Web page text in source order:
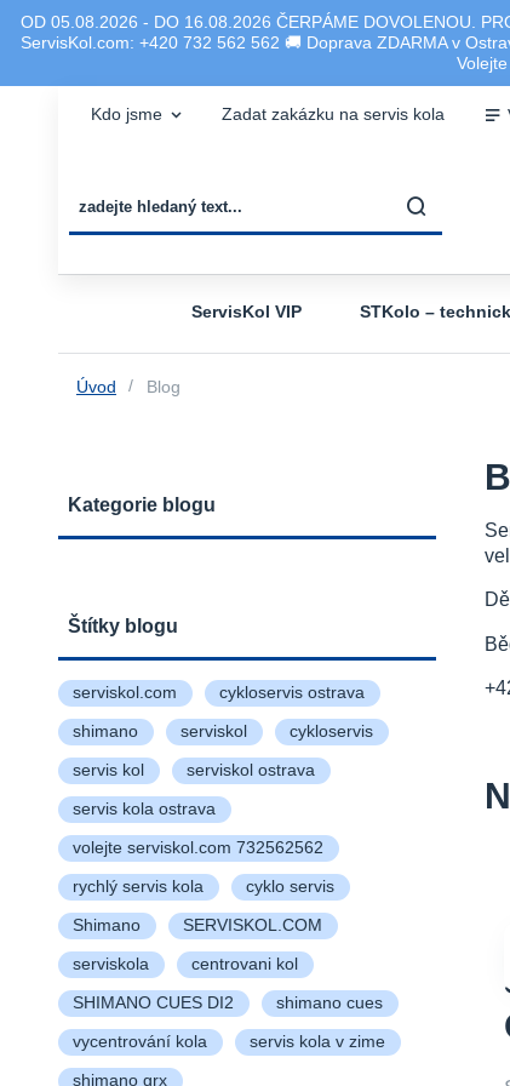
OD 05.08.2026 - DO 16.08.2026 ČERPÁME DOVOLENOU.
ServisKol.com: +420 732 562 562 🚚 Doprava ZDARMA v
Kdo jsme Zadat zakázku na servis kola
ServisKol VIP STKolo –
Úvod Blog
Kategorie blogu
Štítky blogu
serviskol.com cykloservis ostrava
shimano serviskol cykloservis
servis kol serviskol ostrava
servis kola ostrava
volejte serviskol.com 732562562
rychlý servis kola cyklo servis
Shimano SERVISKOL.COM
serviskola centrovani kol
SHIMANO CUES DI2 shimano cues
vycentrování kola servis kola v zime
shimano grx